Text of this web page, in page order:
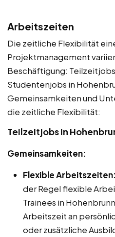
Arbeitszeiten
Die zeitliche Flexibilität
Projektmanagement
Beschäftigung:
Studentenjobs in
Gemeinsamkeiten und
die zeitliche Flexibilität:
Teilzeitjobs in
Gemeinsamkeiten:
Flexible Arbeitszeiten:
der Regel flexible
Trainees in
Arbeitszeit an
oder zusätzliche